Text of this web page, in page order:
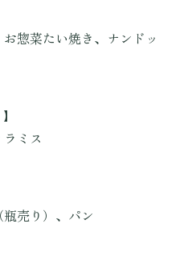
惣菜たい焼き、ナンドッ
ミス
売り）、パン